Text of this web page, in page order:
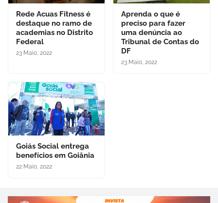
Rede Acuas Fitness é
destaque no ramo de
academias no Distrito
Federal
23 Maio, 2022
Aprenda o que é
preciso para fazer
uma denúncia ao
Tribunal de Contas do
DF
23 Maio, 2022
Goiás Social entrega
benefícios em Goiânia
22 Maio, 2022